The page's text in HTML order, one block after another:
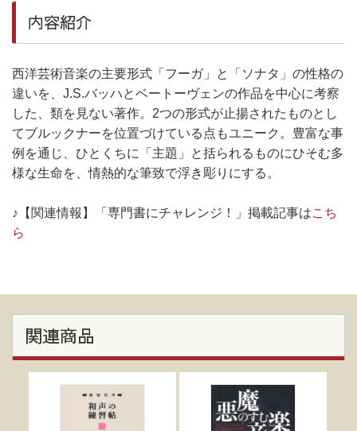
内容紹介
西洋芸術音楽の主要形式「フーガ」と「ソナタ」の性格の
違いを、J.S.バッハとベートーヴェンの作品を中心に考察
した、類を見ない著作。2つの形式が止揚されたものとし
てブルックナーを位置づけている点もユニーク。豊富な事
例を通じ、ひとくちに「主題」と括られるものにひそむ多
様な生命を、情熱的な筆致で浮き彫りにする。
♪【関連情報】「専門書にチャレンジ！」掲載記事はこち
ら
関連商品